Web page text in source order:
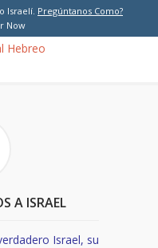
Israelí. Pregúntanos Como?
Now
A ISRAEL
Israel, su